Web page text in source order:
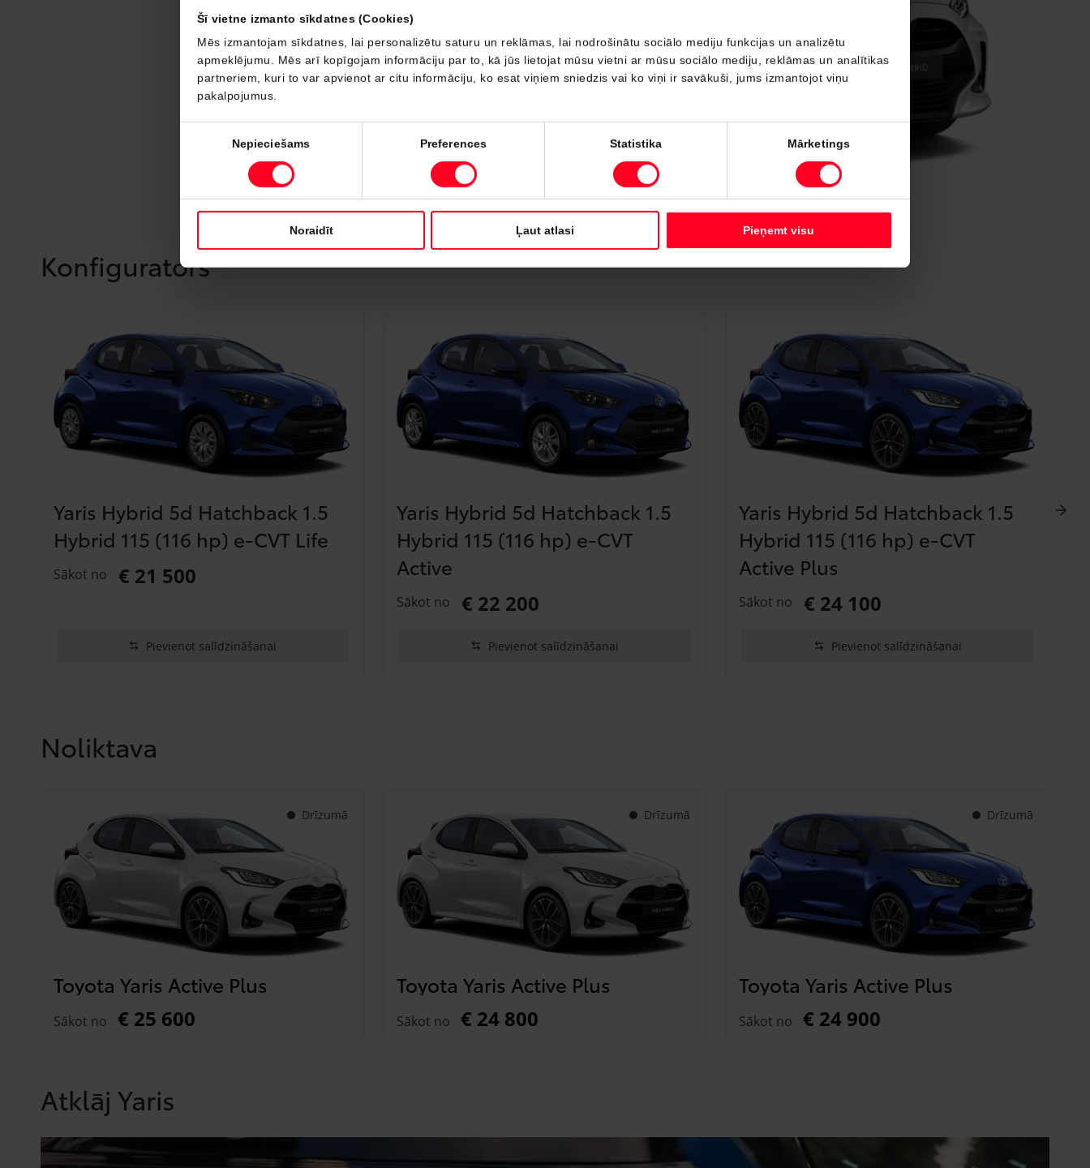
Šī vietne izmanto sīkdatnes (Cookies)
Mēs izmantojam sīkdatnes, lai personalizētu saturu un reklāmas, lai nodrošinātu sociālo mediju funkcijas un analizētu
apmeklējumu. Mēs arī kopīgojam informāciju par to, kā jūs lietojat mūsu vietni ar mūsu sociālo mediju, reklāmas un analītikas
partneriem, kuri to var apvienot ar citu informāciju, ko esat viņiem sniedzis vai ko viņi ir savākuši, jums izmantojot viņu
pakalpojumus.
Nepieciešams Preferences Statistika Mārketings
Noraidīt Ļaut atlasi Pieņemt visu
Konfigurators
Yaris Hybrid 5d Hatchback 1.5
Hybrid 115 (116 hp) e-CVT Life
Sākot no € 21 500
Pievienot salīdzināšanai
Yaris Hybrid 5d Hatchback 1.5
Hybrid 115 (116 hp) e-CVT
Active
Sākot no € 22 200
Pievienot salīdzināšanai
Yaris Hybrid 5d Hatchback 1.5
Hybrid 115 (116 hp) e-CVT
Active Plus
Sākot no € 24 100
Pievienot salīdzināšanai
Noliktava
Drīzumā
Toyota Yaris Active Plus
Sākot no € 25 600
Drīzumā
Toyota Yaris Active Plus
Sākot no € 24 800
Drīzumā
Toyota Yaris Active Plus
Sākot no € 24 900
Atklāj Yaris